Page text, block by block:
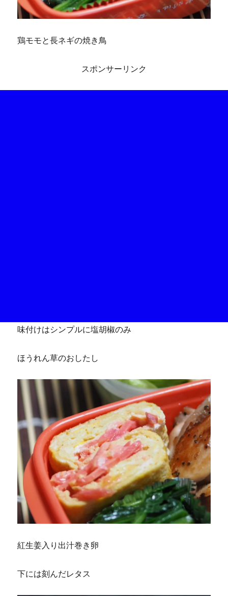
鶏モモと長ネギの焼き鳥
スポンサーリンク
味付けはシンプルに塩胡椒のみ
ほうれん草のおしたし
紅生姜入り出汁巻き卵
下には刻んだレタス